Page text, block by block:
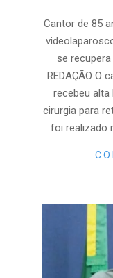
25
Cantor de 85
se
REDAÇÃO O
recebeu
cirurgia para
foi realizado